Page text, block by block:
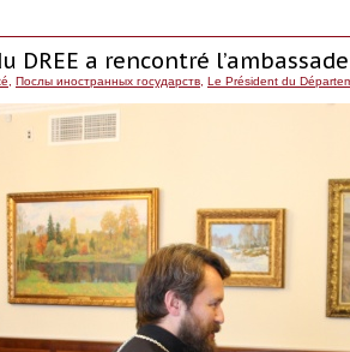
DREE a rencontré
Послы иностранных государств Le Président du